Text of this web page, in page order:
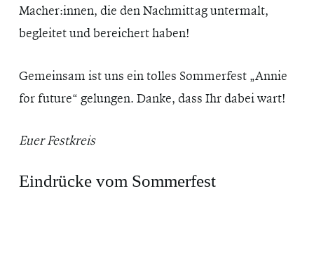
Macher:innen, die den Nachmittag untermalt,
begleitet und bereichert haben!
Gemeinsam ist uns ein tolles Sommerfest „Annie
for future“ gelungen. Danke, dass Ihr dabei wart!
Euer Festkreis
Eindrücke vom Sommerfest